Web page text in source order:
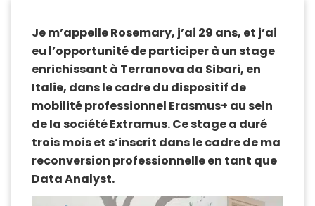
Je m’appelle Rosemary, j’ai 29 ans, et j’ai
eu l’opportunité de participer à un stage
enrichissant à Terranova da Sibari, en
Italie, dans le cadre du dispositif de
mobilité professionnel Erasmus+ au sein
de la société Extramus. Ce stage a duré
trois mois et s’inscrit dans le cadre de ma
reconversion professionnelle en tant que
Data Analyst.